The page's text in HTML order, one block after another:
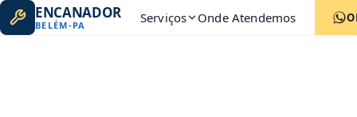
ENCANADOR
BELÉM-PA Serviços Onde Atendemos